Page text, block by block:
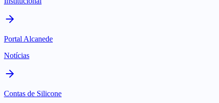
Portal Alcanede
Notícias
Contas de Silicone